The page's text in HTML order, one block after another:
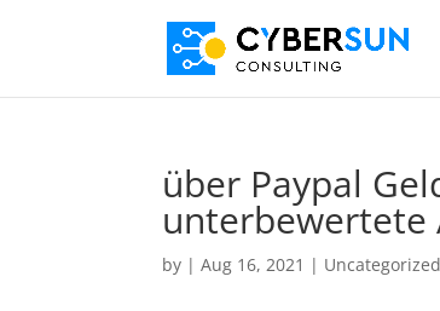
über Paypal
unterbewertete
by |Aug 16, 2021 | Uncategorized